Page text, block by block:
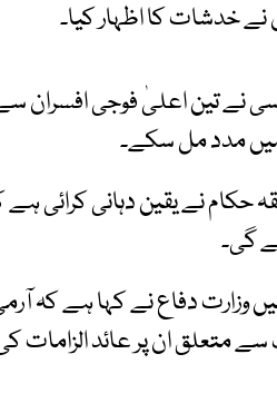
خدشات کا اظہار کیا۔
نے تین اعلیٰ فوجی افسران
میں مدد مل سکے۔
حکام نے یقین دہانی کرائی
گی۔
وزارت دفاع نے کہا ہے کہ
سے متعلق ان پر عائد